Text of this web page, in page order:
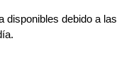
disponibles debido a las